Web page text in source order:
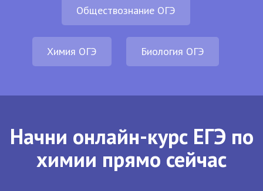
Обществознание ОГЭ
Химия ОГЭ Биология ОГЭ
Начни онлайн-курс ЕГЭ по
химии прямо сейчас